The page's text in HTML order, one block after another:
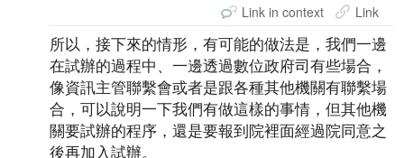
Link in context Link
所以，接下來的情形，有可能的做法是，我們一邊
在試辦的過程中、一邊透過數位政府司有些場合，
像資訊主管聯繫會或者是跟各種其他機關有聯繫場
合，可以說明一下我們有做這樣的事情，但其他機
關要試辦的程序，還是要報到院裡面經過院同意之
後再加入試辦。